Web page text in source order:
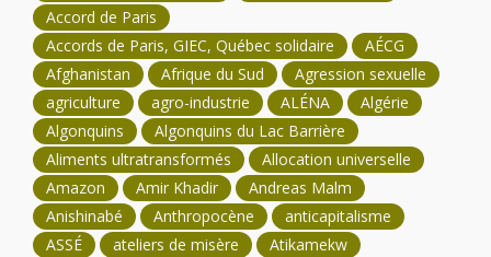
Accord de Paris
Accords de Paris, GIEC, Québec solidaire
AÉCG
Afghanistan
Afrique du Sud
Agression sexuelle
agriculture
agro-industrie ALÉNA
Algérie
Algonquins
Algonquins du Lac Barrière
Aliments ultratransformés
Allocation universelle
Amazon
Amir Khadir
Andreas Malm
Anishinabé
Anthropocène
anticapitalisme
ASSÉ
ateliers de misère
Atikamekw